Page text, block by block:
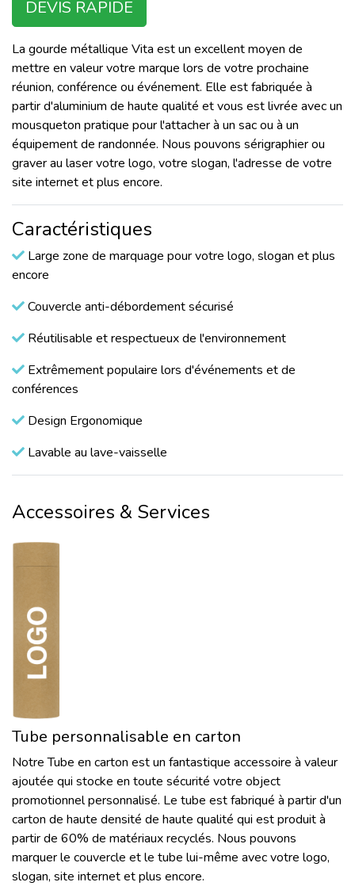
DEVIS RAPIDE
La gourde métallique Vita est un excellent moyen de
mettre en valeur votre marque lors de votre prochaine
réunion, conférence ou événement. Elle est fabriquée à
partir d'aluminium de haute qualité et vous est livrée avec un
mousqueton pratique pour l'attacher à un sac ou à un
équipement de randonnée. Nous pouvons sérigraphier ou
graver au laser votre logo, votre slogan, l'adresse de votre
site internet et plus encore.
Caractéristiques
Large zone de marquage pour votre logo, slogan et plus
encore
Couvercle anti-débordement sécurisé
Réutilisable et respectueux de l'environnement
Extrêmement populaire lors d'événements et de
conférences
Design Ergonomique
Lavable au lave-vaisselle
Accessoires & Services
Tube personnalisable en carton
Notre Tube en carton est un fantastique accessoire à valeur
ajoutée qui stocke en toute sécurité votre object
promotionnel personnalisé. Le tube est fabriqué à partir d'un
carton de haute densité de haute qualité qui est produit à
partir de 60% de matériaux recyclés. Nous pouvons
marquer le couvercle et le tube lui-même avec votre logo,
slogan, site internet et plus encore.